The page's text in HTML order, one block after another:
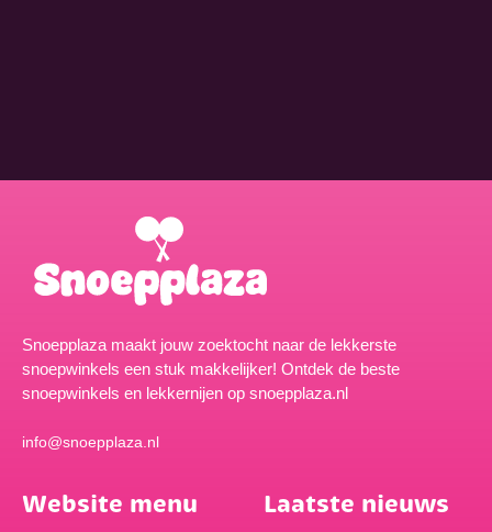
Snoepplaza maakt jouw zoektocht naar de lekkerste
snoepwinkels een stuk makkelijker! Ontdek de beste
snoepwinkels en lekkernijen op snoepplaza.nl
info@snoepplaza.nl
Website menu Laatste nieuws